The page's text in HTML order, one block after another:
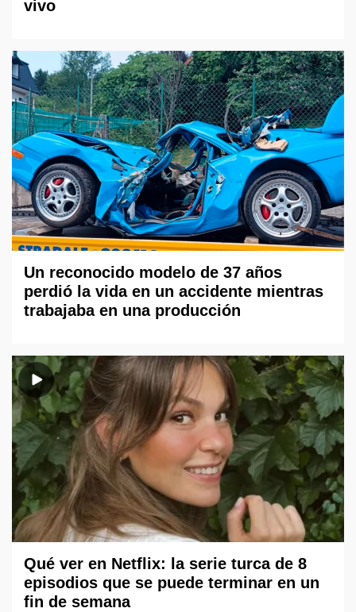
vivo
Un reconocido modelo de 37 años
perdió la vida en un accidente mientras
trabajaba en una producción
Qué ver en Netflix: la serie turca de 8
episodios que se puede terminar en un
fin de semana